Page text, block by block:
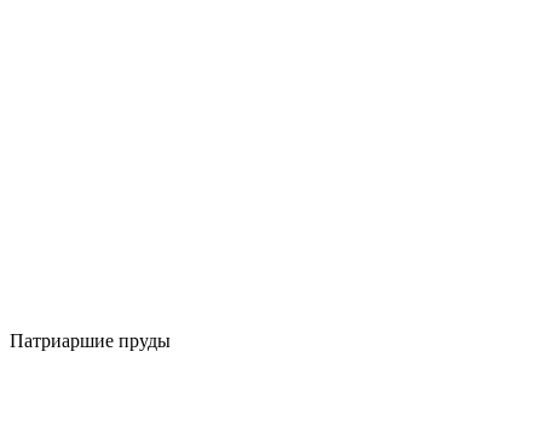
Патриаршие пруды